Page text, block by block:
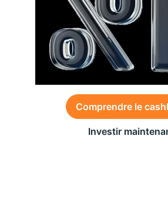
Comprendre le
Investir